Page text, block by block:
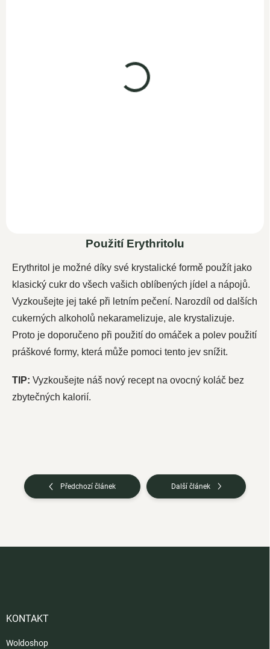
Použití Erythritolu
Erythritol je možné díky své krystalické formě použít jako
klasický cukr do všech vašich oblíbených jídel a nápojů.
Vyzkoušejte jej také při letním pečení. Narozdíl od dalších
cukerných alkoholů nekaramelizuje, ale krystalizuje.
Proto je doporučeno při použití do omáček a polev použití
práškové formy, která může pomoci tento jev snížit.
TIP: Vyzkoušejte náš nový recept na ovocný koláč bez
zbytečných kalorií.
Předchozí článek Další článek
KONTAKT
Woldoshop